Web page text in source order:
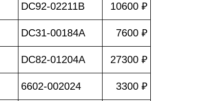
DC92-02211B 10600 ₽
DC31-00184A 7600 ₽
DC82-01204A 27300 ₽
6602-002024 3300 ₽